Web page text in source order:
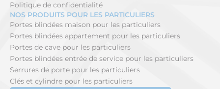
Politique de confidentialité
NOS PRODUITS POUR LES PARTICULIERS
Portes blindées maison pour les particuliers
Portes blindées appartement pour les particuliers
Portes de cave pour les particuliers
Portes blindées entrée de service pour les particuliers
Serrures de porte pour les particuliers
Clés et cylindre pour les particuliers